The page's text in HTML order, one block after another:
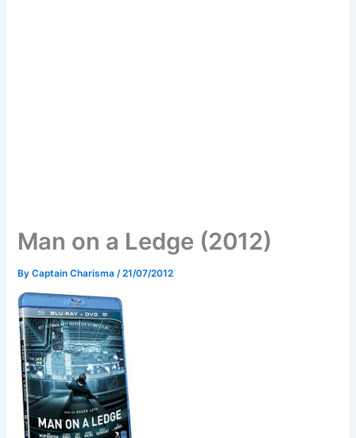
Man on a Ledge (2012)
ByCaptain Charisma /21/07/2012